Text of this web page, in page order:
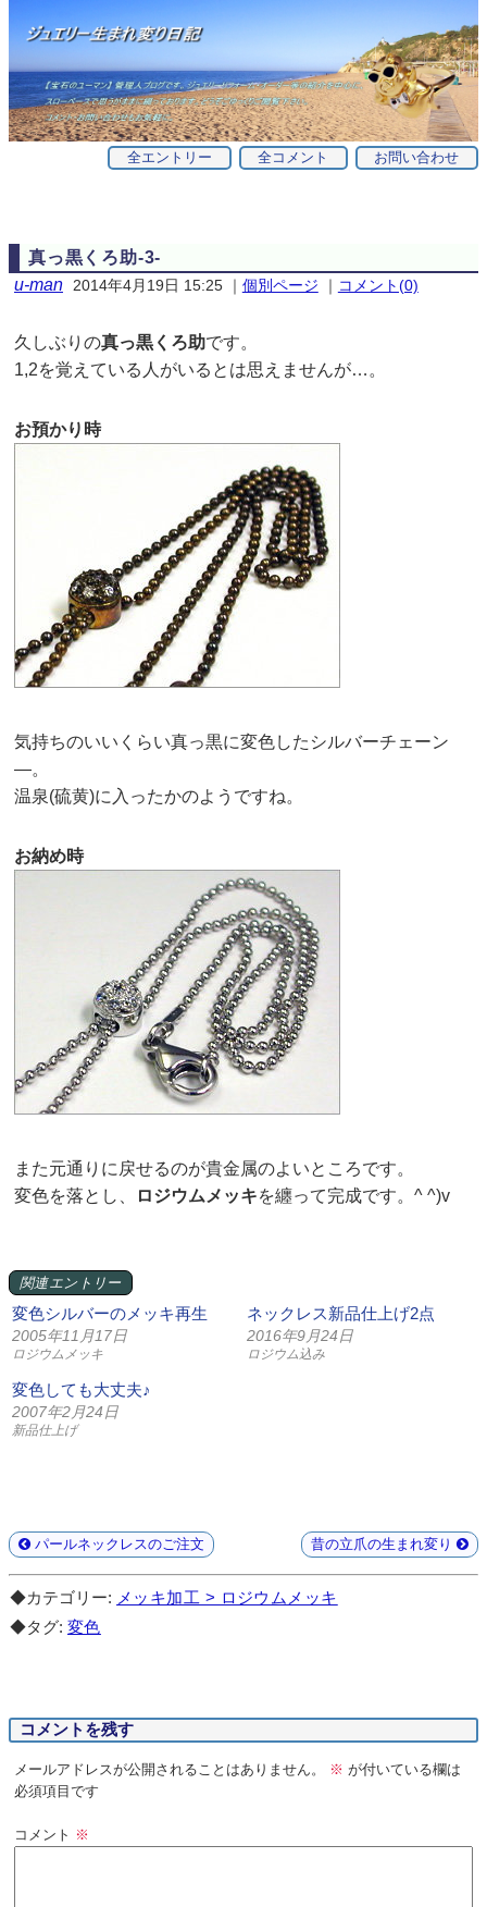
お問い合わせ
全コメント
全エントリー
真っ黒くろ助-3-
u-man 2014年4月19日 15:25｜ 個別ページ ｜ コメント(0)
久しぶりの真っ黒くろ助です。
1,2を覚えている人がいるとは思えませんが…。
お預かり時
気持ちのいいくらい真っ黒に変色したシルバーチェーン
—。
温泉(硫黄)に入ったかのようですね。
お納め時
また元通りに戻せるのが貴金属のよいところです。
変色を落とし、
ロジウムメッキを纏って完成です。^ ^)v
関連エントリー
変色シルバーのメッキ再生
2005年11月17日
ロジウムメッキ
ネックレス新品仕上げ2点
2016年9月24日
ロジウム込み
変色しても大丈夫♪
2007年2月24日
新品仕上げ
パールネックレスのご注文 昔の立爪の生まれ変り
◆カテゴリー: メッキ加工 > ロジウムメッキ
◆タグ: 変色
コメントを残す
メールアドレスが公開されることはありません。 ※ が付いている欄は
必須項目です
コメント ※